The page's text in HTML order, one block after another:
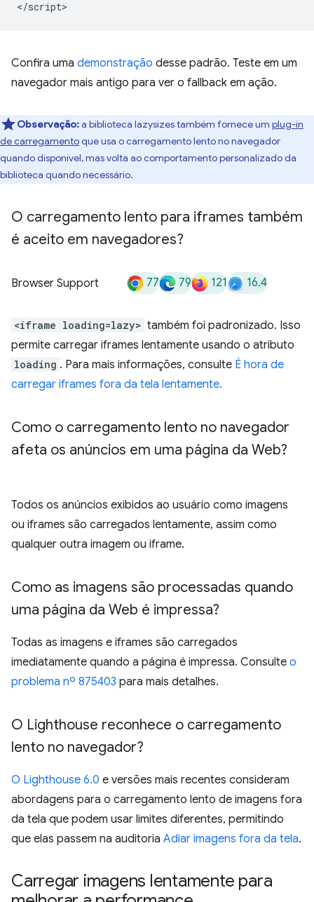
Confira uma demonstração desse padrão. Teste em um
navegador mais antigo para ver o fallback em ação.
Observação:a biblioteca lazysizes também fornece um plug-in
de carregamentoque usa o carregamento lento no navegador
quando disponível, mas volta ao comportamento personalizado da
biblioteca quando necessário.
O carregamento lento para iframes também
é aceito em navegadores?
Browser Support 77 79 121 16.4
<iframe loading=lazy> também foi padronizado. Isso
permite carregar iframes lentamente usando o atributo
loading . Para mais informações, consulte É hora de
carregar iframes fora da tela lentamente.
Como o carregamento lento no navegador
afeta os anúncios em uma página da Web?
Todos os anúncios exibidos ao usuário como imagens
ou iframes são carregados lentamente, assim como
qualquer outra imagem ou iframe.
Como as imagens são processadas quando
uma página da Web é impressa?
Todas as imagens e iframes são carregados
imediatamente quando a página é impressa. Consulte o
problema nº 875403 para mais detalhes.
O Lighthouse reconhece o carregamento
lento no navegador?
O Lighthouse 6.0 e versões mais recentes consideram
abordagens para o carregamento lento de imagens fora
da tela que podem usar limites diferentes, permitindo
que elas passem na auditoria Adiar imagens fora da tela.
Carregar imagens lentamente para